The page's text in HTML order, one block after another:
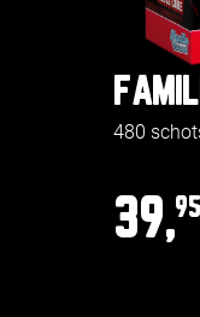
480
39,95